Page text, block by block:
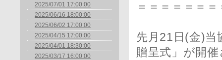
2025/07/01 17:00:00
2025/06/16 18:00:00
2025/06/02 17:00:00
2025/04/15 17:00:00
2025/04/01 18:30:00
2025/03/17 16:00:00
＝＝＝＝＝＝＝
先月21日(金)当
贈呈式」が開